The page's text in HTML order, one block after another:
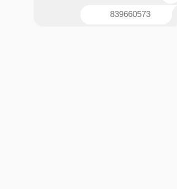
839660573